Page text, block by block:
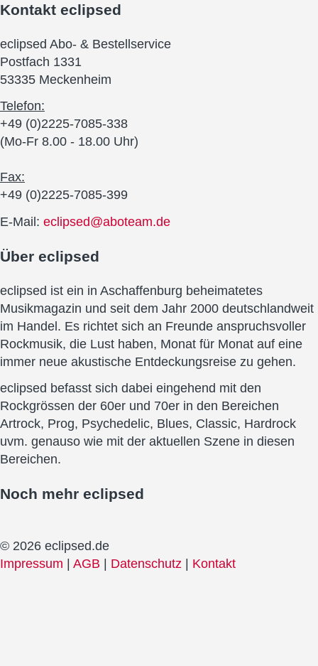
Kontakt eclipsed
eclipsed Abo- & Bestellservice
Postfach 1331
53335 Meckenheim
Telefon:
+49 (0)2225-7085-338
(Mo-Fr 8.00 - 18.00 Uhr)
Fax:
+49 (0)2225-7085-399
E-Mail: eclipsed@aboteam.de
Über eclipsed
eclipsed ist ein in Aschaffenburg beheimatetes
Musikmagazin und seit dem Jahr 2000 deutschlandweit
im Handel. Es richtet sich an Freunde anspruchsvoller
Rockmusik, die Lust haben, Monat für Monat auf eine
immer neue akustische Entdeckungsreise zu gehen.
eclipsed befasst sich dabei eingehend mit den
Rockgrössen der 60er und 70er in den Bereichen
Artrock, Prog, Psychedelic, Blues, Classic, Hardrock
uvm. genauso wie mit der aktuellen Szene in diesen
Bereichen.
Noch mehr eclipsed
© 2026 eclipsed.de
Impressum
AGB Datenschutz Kontakt